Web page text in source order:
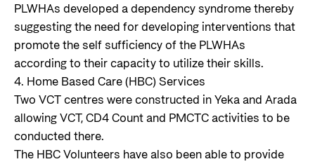
PLWHAs developed a dependency syndrome thereby
suggesting the need for developing interventions that
promote the self sufficiency of the PLWHAs
according to their capacity to utilize their skills.
4. Home Based Care (HBC) Services
Two VCT centres were constructed in Yeka and Arada
allowing VCT, CD4 Count and PMCTC activities to be
conducted there.
The HBC Volunteers have also been able to provide